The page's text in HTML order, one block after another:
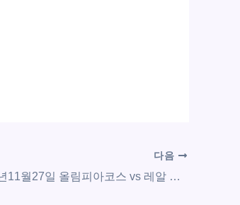
다음
[UEFA 챔피언스리그] 2025년11월27일 올림피아코스 vs 레알 마드리드 | 스포츠 분석 무료 중계 토친놈